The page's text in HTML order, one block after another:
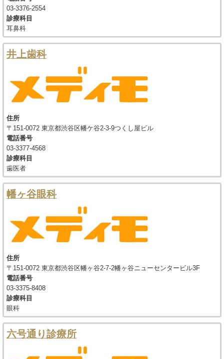
03-3376-2554
診療科目
耳鼻科
井上歯科
住所
〒151-0072 東京都渋谷区幡ケ谷2-3-9つくし屋ビル
電話番号
03-3377-4568
診療科目
歯医者
幡ヶ谷眼科
住所
〒151-0072 東京都渋谷区幡ヶ谷2-7-2幡ヶ谷ニューセンタービル3F
電話番号
03-3375-8408
診療科目
眼科
六号通り診療所